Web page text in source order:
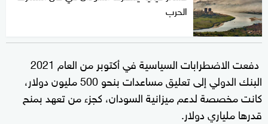
الحرب
دفعت الاضطرابات السياسية في أكتوبر من العام 2021
البنك الدولي إلى تعليق مساعدات بنحو 500 مليون دولار،
كانت مخصصة لدعم ميزانية السودان، كجزء من تعهد بمنح
قدرها ملياري دولار.